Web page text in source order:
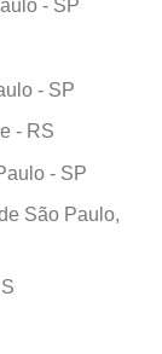
- SP
- SP
- RS
- SP
São Paulo,